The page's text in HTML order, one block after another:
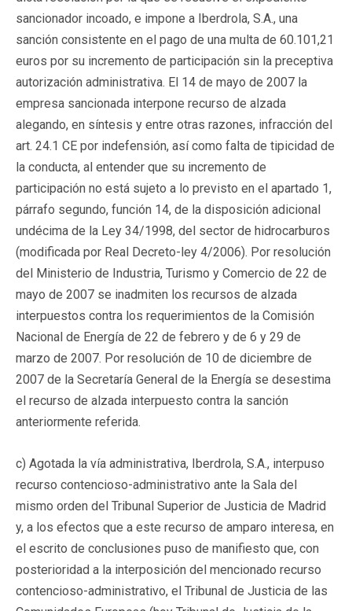
sancionador incoado, e impone a Iberdrola, S.A., una
sanción consistente en el pago de una multa de 60.101,21
euros por su incremento de participación sin la preceptiva
autorización administrativa. El 14 de mayo de 2007 la
empresa sancionada interpone recurso de alzada
alegando, en síntesis y entre otras razones, infracción del
art. 24.1 CE por indefensión, así como falta de tipicidad de
la conducta, al entender que su incremento de
participación no está sujeto a lo previsto en el apartado 1,
párrafo segundo, función 14, de la disposición adicional
undécima de la Ley 34/1998, del sector de hidrocarburos
(modificada por Real Decreto-ley 4/2006). Por resolución
del Ministerio de Industria, Turismo y Comercio de 22 de
mayo de 2007 se inadmiten los recursos de alzada
interpuestos contra los requerimientos de la Comisión
Nacional de Energía de 22 de febrero y de 6 y 29 de
marzo de 2007. Por resolución de 10 de diciembre de
2007 de la Secretaría General de la Energía se desestima
el recurso de alzada interpuesto contra la sanción
anteriormente referida.
c) Agotada la vía administrativa, Iberdrola, S.A., interpuso
recurso contencioso-administrativo ante la Sala del
mismo orden del Tribunal Superior de Justicia de Madrid
y, a los efectos que a este recurso de amparo interesa, en
el escrito de conclusiones puso de manifiesto que, con
posterioridad a la interposición del mencionado recurso
contencioso-administrativo, el Tribunal de Justicia de las